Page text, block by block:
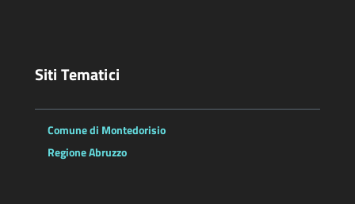
Siti Tematici
Comune di Montedorisio
Regione Abruzzo